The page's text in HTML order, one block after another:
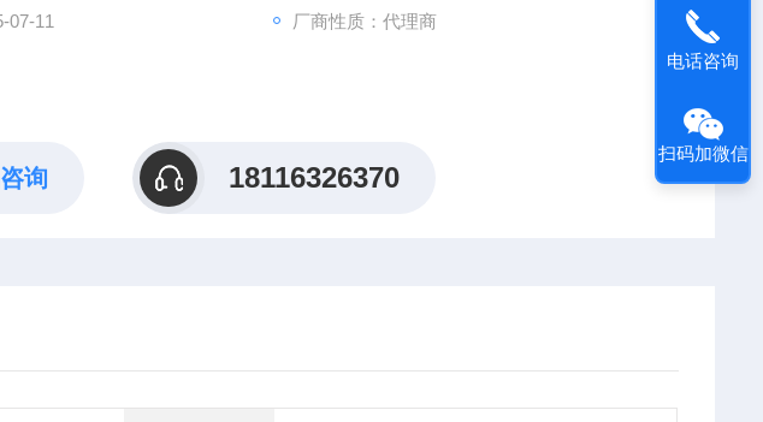
07-11 厂商性质：代理商
询 18116326370
电话咨询
扫码加微信